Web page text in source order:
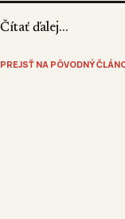
Čítať ďalej...
PREJSŤ NA PÔVODNÝ